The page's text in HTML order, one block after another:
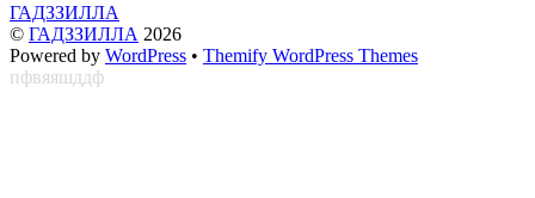
ГАДЗЗИЛЛА
© ГАДЗЗИЛЛА 2026
Powered by WordPress • Themify WordPress Themes
пфвяяшддф